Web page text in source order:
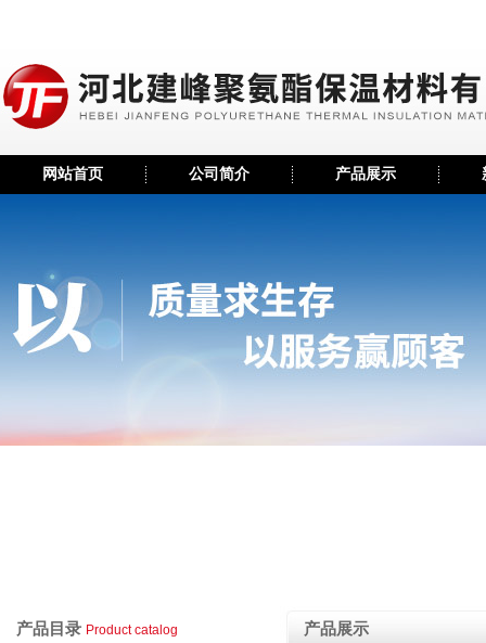
网站首页 公司简介 产品展示
产品目录 Product catalog 产品展示